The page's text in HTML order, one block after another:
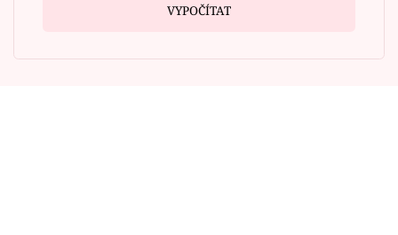
VYPOČÍTAT